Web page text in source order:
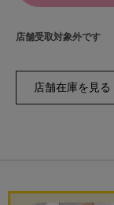
店舗受取対象外です